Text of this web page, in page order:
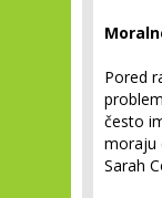
Pored
često
moraju
Sarah